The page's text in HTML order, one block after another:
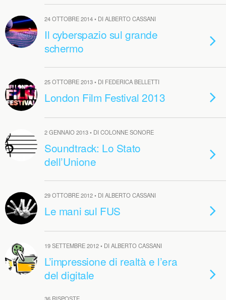
24 OTTOBRE 2014 • DI ALBERTO CASSANI
Il cyberspazio sul grande
schermo
25 OTTOBRE 2013 • DI FEDERICA BELLETTI
London Film Festival 2013
2 GENNAIO 2013 • DI COLONNE SONORE
Soundtrack: Lo Stato
dell’Unione
29 OTTOBRE 2012 • DI ALBERTO CASSANI
Le mani sul FUS
19 SETTEMBRE 2012 • DI ALBERTO CASSANI
L’impressione di realtà e l’era
del digitale